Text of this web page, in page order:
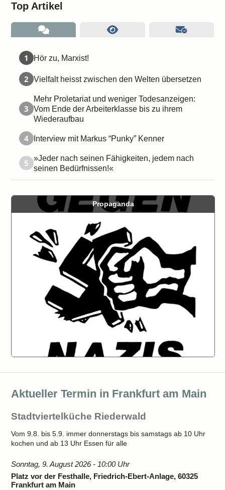
Top Artikel
1 Hör zu, Marxist!
2 Vielfalt heisst zwischen den Welten übersetzen
3
Mehr Proletariat und weniger Todesanzeigen:
Vom Ende der Arbeiterklasse bis zu ihrem
Wiederaufbau
4 Interview mit Markus “Punky” Kenner
5
»Jeder nach seinen Fähigkeiten, jedem nach
seinen Bedürfnissen!«
Propaganda
Aktueller Termin in Frankfurt am Main
Stadtviertelküche Riederwald
Vom 9.8. bis 5.9. immer donnerstags bis samstags ab 10 Uhr
kochen und ab 13 Uhr Essen für alle
Sonntag, 9. August 2026 - 10:00 Uhr
Platz vor der Festhalle, Friedrich-Ebert-Anlage, 60325
Frankfurt am Main